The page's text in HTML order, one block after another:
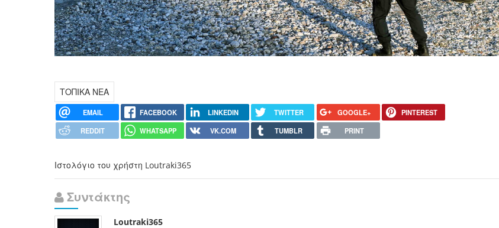
ΤΟΠΙΚΑ ΝΕΑ
EMAIL FACEBOOK LINKEDIN TWITTER GOOGLE+
PINTEREST
REDDIT
WHATSAPP VK.COM TUMBLR PRINT
Ιστολόγιο του χρήστη Loutraki365
Συντάκτης
Loutraki365